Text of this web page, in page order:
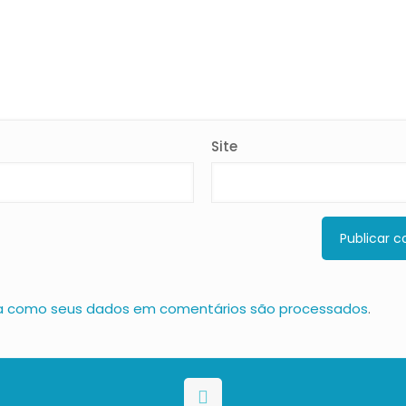
Site
como seus dados em comentários são processados.